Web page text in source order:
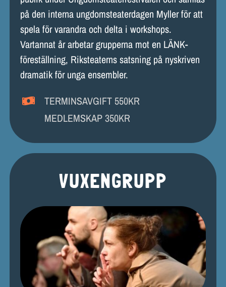
på den interna ungdomsteaterdagen Myller för att
spela för varandra och delta i workshops.
Vartannat år arbetar grupperna mot en LÄNK-
föreställning, Riksteaterns satsning på nyskriven
dramatik för unga ensembler.
TERMINSAVGIFT 550KR
MEDLEMSKAP 350KR
VUXENGRUPP